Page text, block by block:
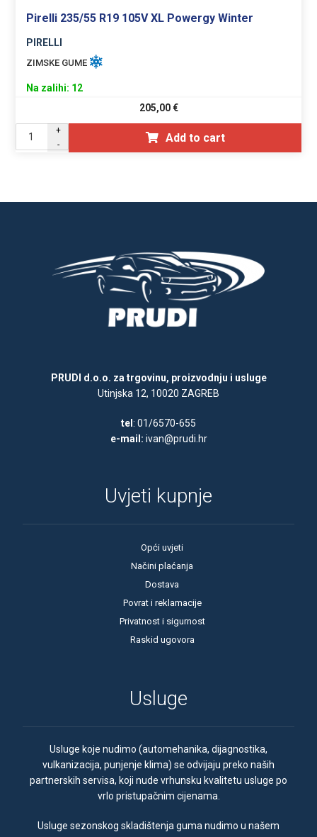
Pirelli 235/55 R19 105V XL Powergy Winter
PIRELLI
ZIMSKE GUME
Na zalihi: 12
205,00€
+
-
Add to cart
PRUDI d.o.o. za trgovinu, proizvodnju i usluge
Utinjska 12, 10020 ZAGREB
tel : 01/6570-655
e-mail: ivan@prudi.hr
Uvjeti kupnje
Opći uvjeti
Načini plaćanja
Dostava
Povrat i reklamacije
Privatnost i sigurnost
Raskid ugovora
Usluge
Usluge koje nudimo (automehanika, dijagnostika,
vulkanizacija, punjenje klima) se odvijaju preko naših
partnerskih servisa, koji nude vrhunsku kvalitetu usluge po
vrlo pristupačnim cijenama.
Usluge sezonskog skladištenja guma nudimo u našem